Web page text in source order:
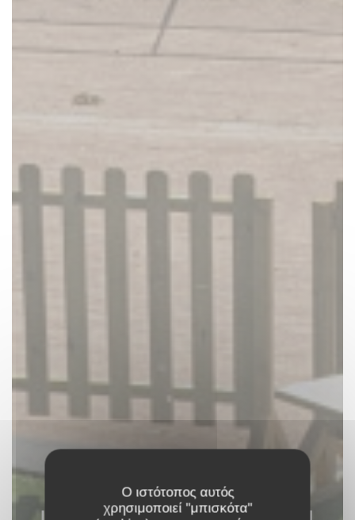
Ο ιστότοπος αυτός
χρησιμοποιεί "μπισκότα"